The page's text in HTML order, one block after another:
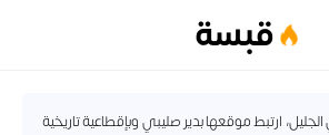
قبسة
ارتبط موقعها بدير صليبي وبإقطاعية تاريخية